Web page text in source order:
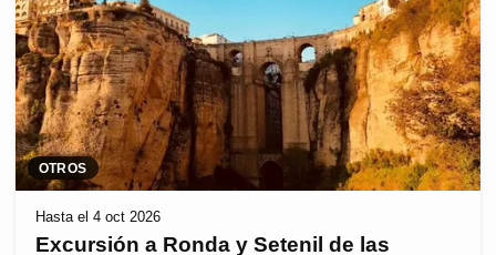
OTROS
Hasta el 4 oct 2026
Excursión a Ronda y Setenil de las